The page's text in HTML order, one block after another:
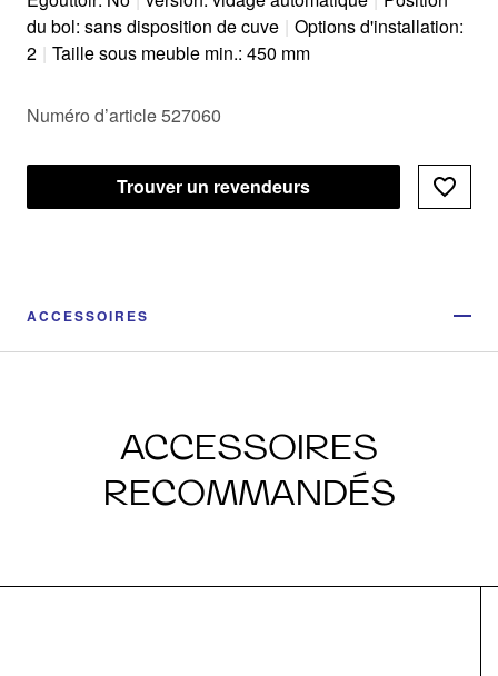
du bol: sans disposition de cuve | Options d'installation:
2 | Taille sous meuble min.: 450 mm
Numéro d’article 527060
Trouver un revendeurs
ACCESSOIRES
ACCESSOIRES
RECOMMANDÉS